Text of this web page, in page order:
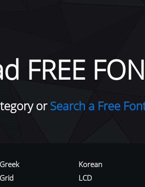
FREE
orSearch a Free
Greek
Grid
Korean
LCD